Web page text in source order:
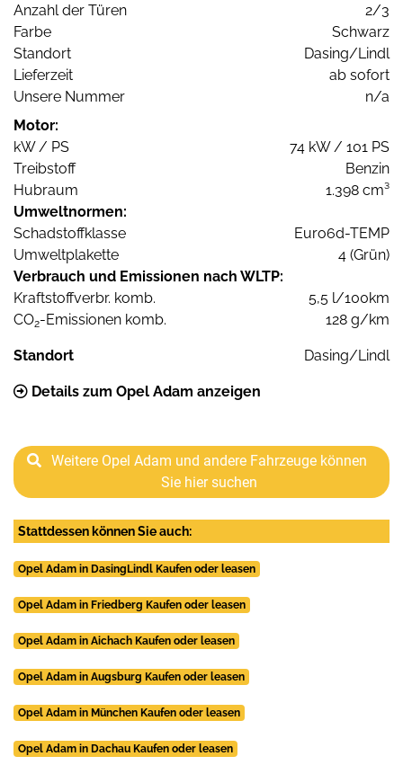
Anzahl der Türen
2/3
Farbe
Schwarz
Standort
Dasing/Lindl
Lieferzeit
ab sofort
Unsere Nummer
n/a
Motor:
kW / PS
74 kW / 101 PS
Treibstoff
Benzin
Hubraum
1.398 cm³
Umweltnormen:
Schadstoffklasse
Euro6d-TEMP
Umweltplakette
4 (Grün)
Verbrauch und Emissionen nach WLTP:
Kraftstoffverbr. komb.
5,5 l/100km
CO2-Emissionen komb. 128 g/km
Standort Dasing/Lindl
Details zum Opel Adam anzeigen
Weitere Opel Adam und andere Fahrzeuge können
Sie hier suchen
Stattdessen können Sie auch:
Opel Adam in DasingLindl Kaufen oder leasen
Opel Adam in Friedberg Kaufen oder leasen
Opel Adam in Aichach Kaufen oder leasen
Opel Adam in Augsburg Kaufen oder leasen
Opel Adam in München Kaufen oder leasen
Opel Adam in Dachau Kaufen oder leasen